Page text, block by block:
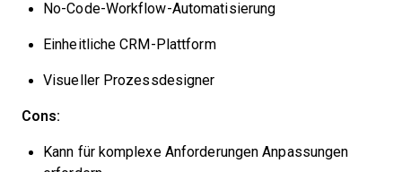
No-Code-Workflow-Automatisierung
Einheitliche CRM-Plattform
Visueller Prozessdesigner
Cons:
Kann für komplexe Anforderungen Anpassungen